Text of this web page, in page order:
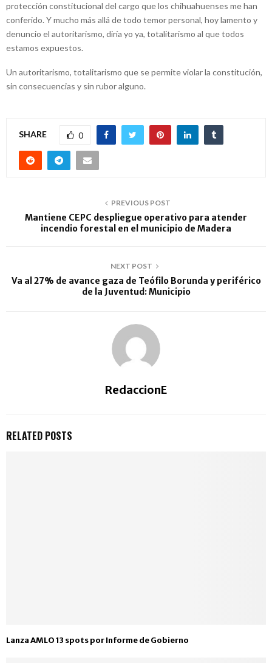
protección constitucional del cargo que los chihuahuenses me han
conferido. Y mucho más allá de todo temor personal, hoy lamento y
denuncio el autoritarismo, diría yo ya, totalitarismo al que todos
estamos expuestos.
Un autoritarismo, totalitarismo que se permite violar la constitución,
sin consecuencias y sin rubor alguno.
SHARE 0
PREVIOUS POST
Mantiene CEPC despliegue operativo para atender
incendio forestal en el municipio de Madera
NEXT POST
Va al 27% de avance gaza de Teófilo Borunda y periférico
de la Juventud: Municipio
RedaccionE
RELATED POSTS
Lanza AMLO 13 spots por Informe de Gobierno